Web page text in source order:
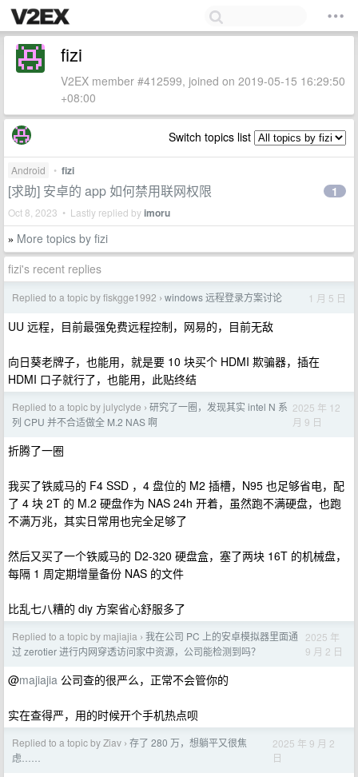
fizi
V2EX member #412599, joined on 2019-05-15 16:29:50
+08:00
Switch topics list
Android • fizi
[求助] 安卓的 app 如何禁用联网权限
Oct 8, 2023 • Lastly replied byimoru
1
» More topics by fizi
fizi's recent replies
Replied to a topic by fiskgge1992 › windows 远程登录方案讨论 1 月 5 日
UU 远程，目前最强免费远程控制，网易的，目前无敌
向日葵老牌子，也能用，就是要 10 块买个 HDMI 欺骗器，插在
HDMI 口子就行了，也能用，此贴终结
Replied to a topic by julyclyde › 研究了一圈，发现其实 intel N 系
列 CPU 并不合适做全 M.2 NAS 啊
2025 年 12
月 9 日
折腾了一圈
我买了铁威马的 F4 SSD ，4 盘位的 M2 插槽，N95 也足够省电，配
了 4 块 2T 的 M.2 硬盘作为 NAS 24h 开着，虽然跑不满硬盘，也跑
不满万兆，其实日常用也完全足够了
然后又买了一个铁威马的 D2-320 硬盘盒，塞了两块 16T 的机械盘，
每隔 1 周定期增量备份 NAS 的文件
比乱七八糟的 diy 方案省心舒服多了
Replied to a topic by majiajia › 我在公司 PC 上的安卓模拟器里面通
过 zerotier 进行内网穿透访问家中资源，公司能检测到吗？
2025 年
9 月 2 日
@majiajia 公司查的很严么，正常不会管你的
实在查得严，用的时候开个手机热点呗
Replied to a topic by Ziav › 存了 280 万，想躺平又很焦
虑……
2025 年 9 月 2
日